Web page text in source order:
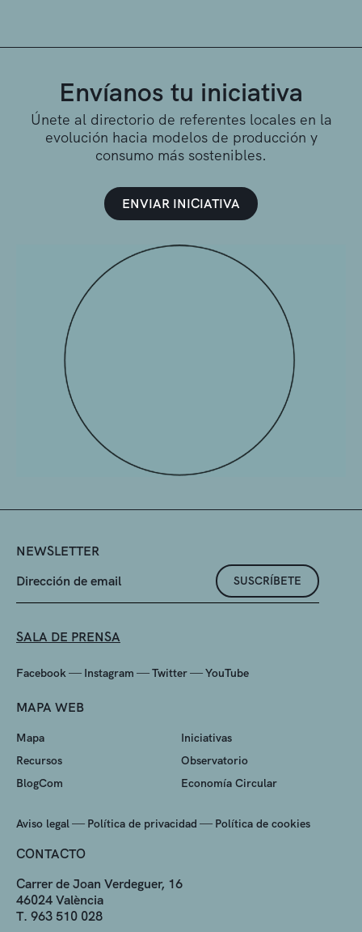
Envíanos tu iniciativa
Únete al directorio de referentes locales en la
evolución hacia modelos de producción y
consumo más sostenibles.
ENVIAR INICIATIVA
NEWSLETTER
SUSCRÍBETE
SALA DE PRENSA
Facebook— Instagram —Twitter—YouTube
MAPA WEB
Mapa
Iniciativas
Recursos
Observatorio
BlogCom
Economía Circular
Aviso legal— Política de privacidad — Política de cookies
CONTACTO
Carrer de Joan Verdeguer, 16
46024 València
T. 963 510 028